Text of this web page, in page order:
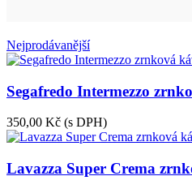
Nejprodávanější
Segafredo Intermezzo
350,00 Kč (s DPH)
Lavazza Super Crema